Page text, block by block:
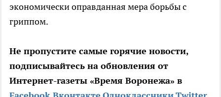
экономически оправданная мера борьбы с
гриппом.
Не пропустите самые горячие новости,
подписывайтесь на обновления от
Интернет-газеты «Время Воронежа» в